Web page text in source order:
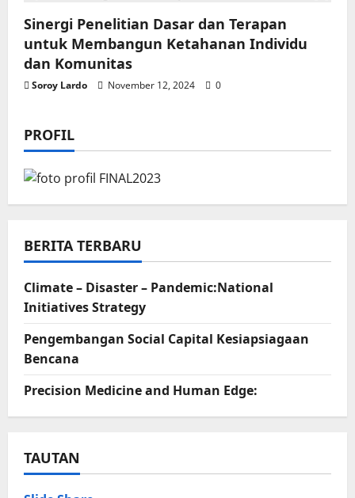
Sinergi Penelitian Dasar dan Terapan
untuk Membangun Ketahanan Individu
dan Komunitas
Soroy Lardo November 12, 2024 0
PROFIL
BERITA TERBARU
Climate – Disaster – Pandemic:National
Initiatives Strategy
Pengembangan Social Capital Kesiapsiagaan
Bencana
Precision Medicine and Human Edge:
TAUTAN